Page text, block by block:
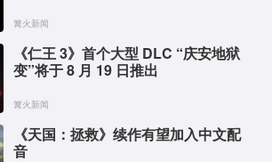
篝火新闻
《仁王 3》首个大型 DLC “庆安地狱
变”将于 8 月 19 日推出
篝火新闻
《天国：拯救》续作有望加入中文配
音